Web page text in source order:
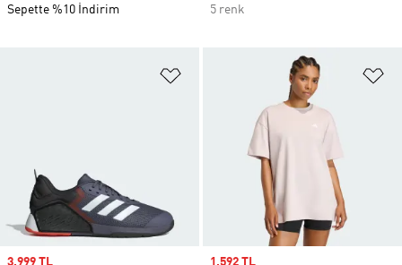
Sepette %10 İndirim
5 renk
Favori Listesine Ekle
Sale price
3.999 TL Sale price
1.592 TL